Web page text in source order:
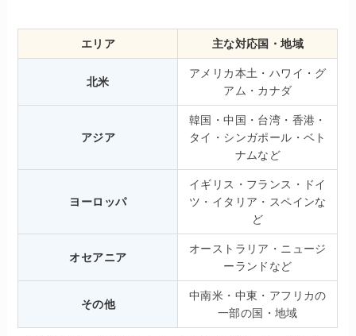
エリア 主な対応国・地域
北米
アメリカ本土・ハワイ・グ
アム・カナダ
アジア
韓国・中国・台湾・香港・
タイ・シンガポール・ベト
ナムなど
ヨーロッパ
イギリス・フランス・ドイ
ツ・イタリア・スペインな
ど
オセアニア
オーストラリア・ニュージ
ーランドなど
その他
中南米・中東・アフリカの
一部の国・地域